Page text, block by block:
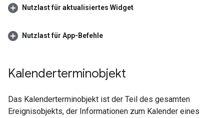
Nutzlast für aktualisiertes Widget
Nutzlast für App-Befehle
Kalenderterminobjekt
Das Kalenderterminobjekt ist der Teil des gesamten
Ereignisobjekts, der Informationen zum Kalender eines